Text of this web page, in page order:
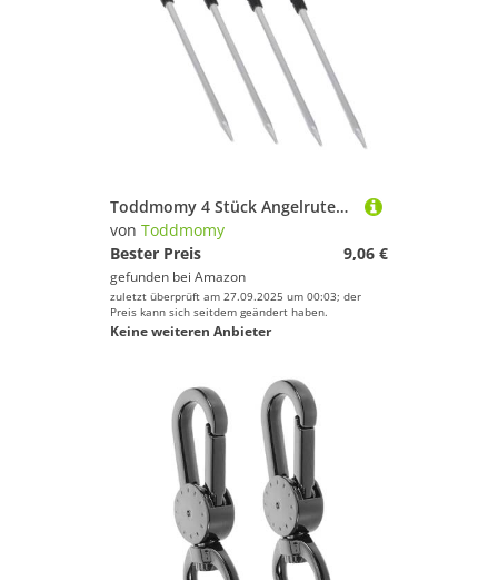
Toddmomy 4 Stück Angelrutenhalter Angelhalterung Stützstange aus Aluminiumlegierung Inhaber von Fischereisenstangenhilfe Rutenhalter aus Aluminium Angelrutenstativ Stabständer Grün
von Toddmomy
Bester Preis
9,06 €
gefunden bei Amazon
zuletzt überprüft am 27.09.2025 um 00:03; der
Preis kann sich seitdem geändert haben.
Keine weiteren Anbieter